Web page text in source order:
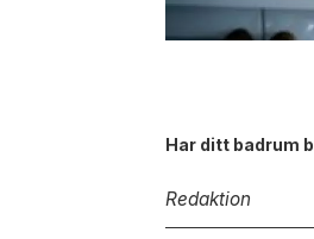
Har ditt badrum
Redaktion